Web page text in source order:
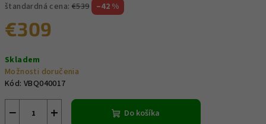
štandardná cena: €539 –42 %
€309
cena:
Skladem
Možnosti doručenia
Kód: VBQ040017
+
− Do košíka